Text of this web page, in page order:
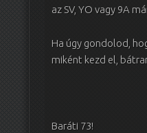
az SV, YO vagy 9A
Ha úgy gondolod,
miként kezd el,
Baráti 73!